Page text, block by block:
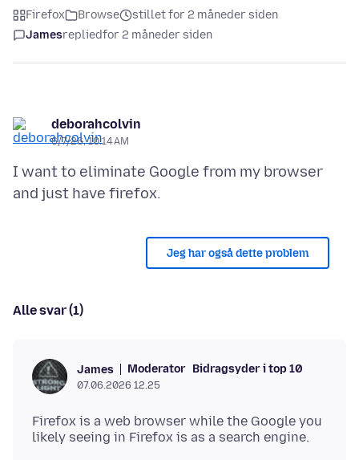
Firefox Browse
stillet for 2 måneder siden
Jamesrepliedfor 2 måneder siden
deborahcolvin
6/7/26, 10:14 AM
I want to eliminate Google from my browser
Jeg har også dette problem
Alle svar (1)
James Moderator Bidragsyder i top 10
07.06.2026 12.25
Firefox is a web browser while the Google you